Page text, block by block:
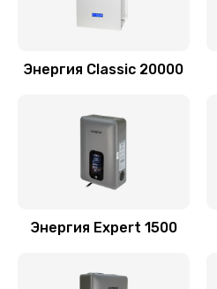
Энергия Classic 20000
Энергия Expert 1500